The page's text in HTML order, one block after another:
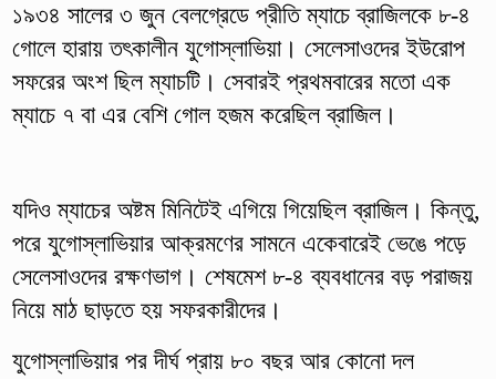
১৯৩৪ সালের ৩ জুন বেলগ্রেডে প্রীতি ম্যাচে ব্রাজিলকে ৮-৪
গোলে হারায় তৎকালীন যুগোস্লাভিয়া। সেলেসাওদের ইউরোপ
সফরের অংশ ছিল ম্যাচটি। সেবারই প্রথমবারের মতো এক
ম্যাচে ৭ বা এর বেশি গোল হজম করেছিল ব্রাজিল।
যদিও ম্যাচের অষ্টম মিনিটেই এগিয়ে গিয়েছিল ব্রাজিল। কিন্তু,
পরে যুগোস্লাভিয়ার আক্রমণের সামনে একেবারেই ভেঙে পড়ে
সেলেসাওদের রক্ষণভাগ। শেষমেশ ৮-৪ ব্যবধানের বড় পরাজয়
নিয়ে মাঠ ছাড়তে হয় সফরকারীদের।
যুগোস্লাভিয়ার পর দীর্ঘ প্রায় ৮০ বছর আর কোনো দল